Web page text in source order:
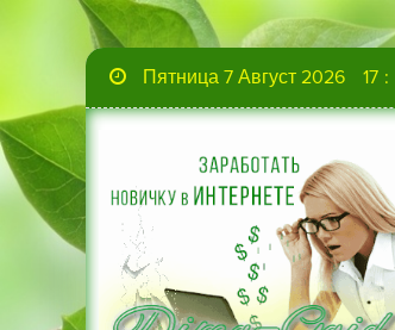
Пятница 7 Август 2026 17 :